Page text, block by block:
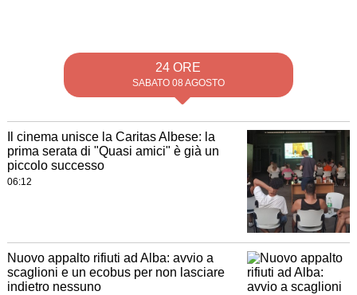
24 ORE
SABATO 08 AGOSTO
Il cinema unisce la Caritas Albese: la
prima serata di "Quasi amici" è già un
piccolo successo
06:12
Nuovo appalto rifiuti ad Alba: avvio a
scaglioni e un ecobus per non lasciare
indietro nessuno